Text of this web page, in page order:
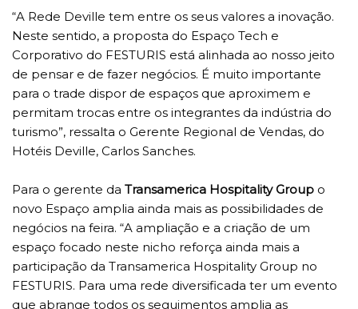
“A Rede Deville tem entre os seus valores a inovação.
Neste sentido, a proposta do Espaço Tech e
Corporativo do FESTURIS está alinhada ao nosso jeito
de pensar e de fazer negócios. É muito importante
para o trade dispor de espaços que aproximem e
permitam trocas entre os integrantes da indústria do
turismo”, ressalta o Gerente Regional de Vendas, do
Hotéis Deville, Carlos Sanches.
Para o gerente da Transamerica Hospitality Group o
novo Espaço amplia ainda mais as possibilidades de
negócios na feira. “A ampliação e a criação de um
espaço focado neste nicho reforça ainda mais a
participação da Transamerica Hospitality Group no
FESTURIS. Para uma rede diversificada ter um evento
que abrange todos os seguimentos amplia as